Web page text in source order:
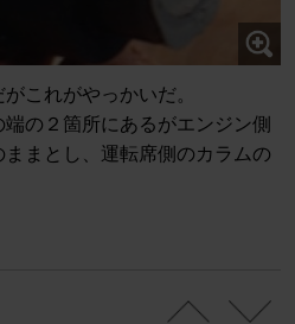
これがやっかいだ。
の２箇所にあるがエンジン側
まとし、運転席側のカラムの